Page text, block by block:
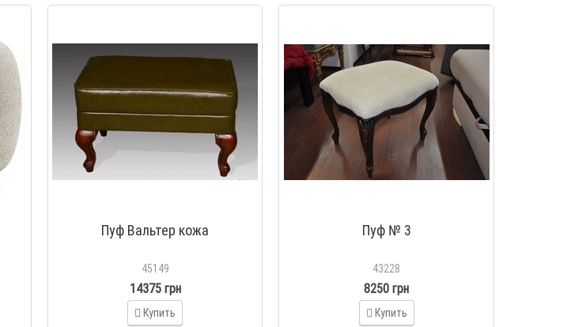
Пуф Вальтер кожа
45149
14375 грн
Купить
Пуф № 3
43228
8250 грн
Купить